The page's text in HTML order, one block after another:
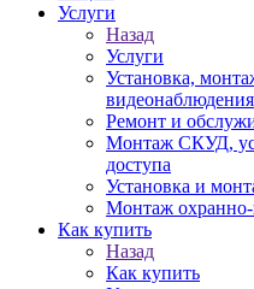
Услуги
Назад
Услуги
Установка,
видеонаблюдения
Ремонт и
Монтаж СКУД,
доступа
Установка и
Монтаж
Как купить
Назад
Как купить